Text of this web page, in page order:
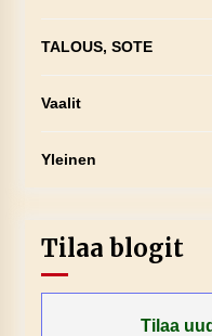
TALOUS, SOTE
Vaalit
Yleinen
Tilaa blogit
Tilaa